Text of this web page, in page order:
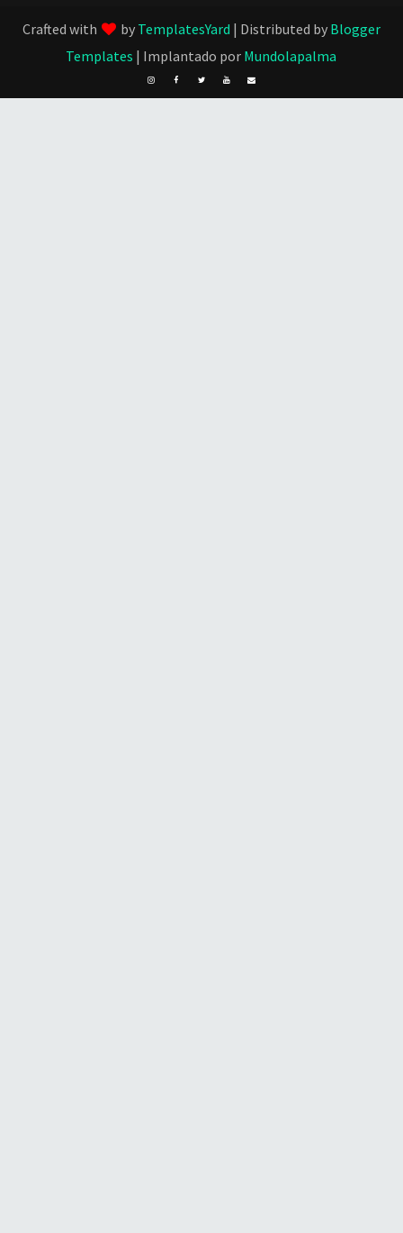
Crafted with by TemplatesYard | Distributed by Blogger
Templates | Implantado por Mundolapalma